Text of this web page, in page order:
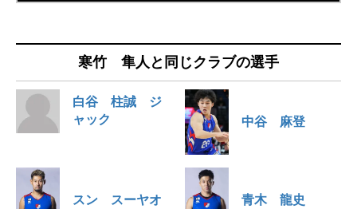
寒竹 隼人と同じクラブの選手
白谷 柱誠 ジ
ャック
中谷 麻登
スン スーヤオ 青木 龍史